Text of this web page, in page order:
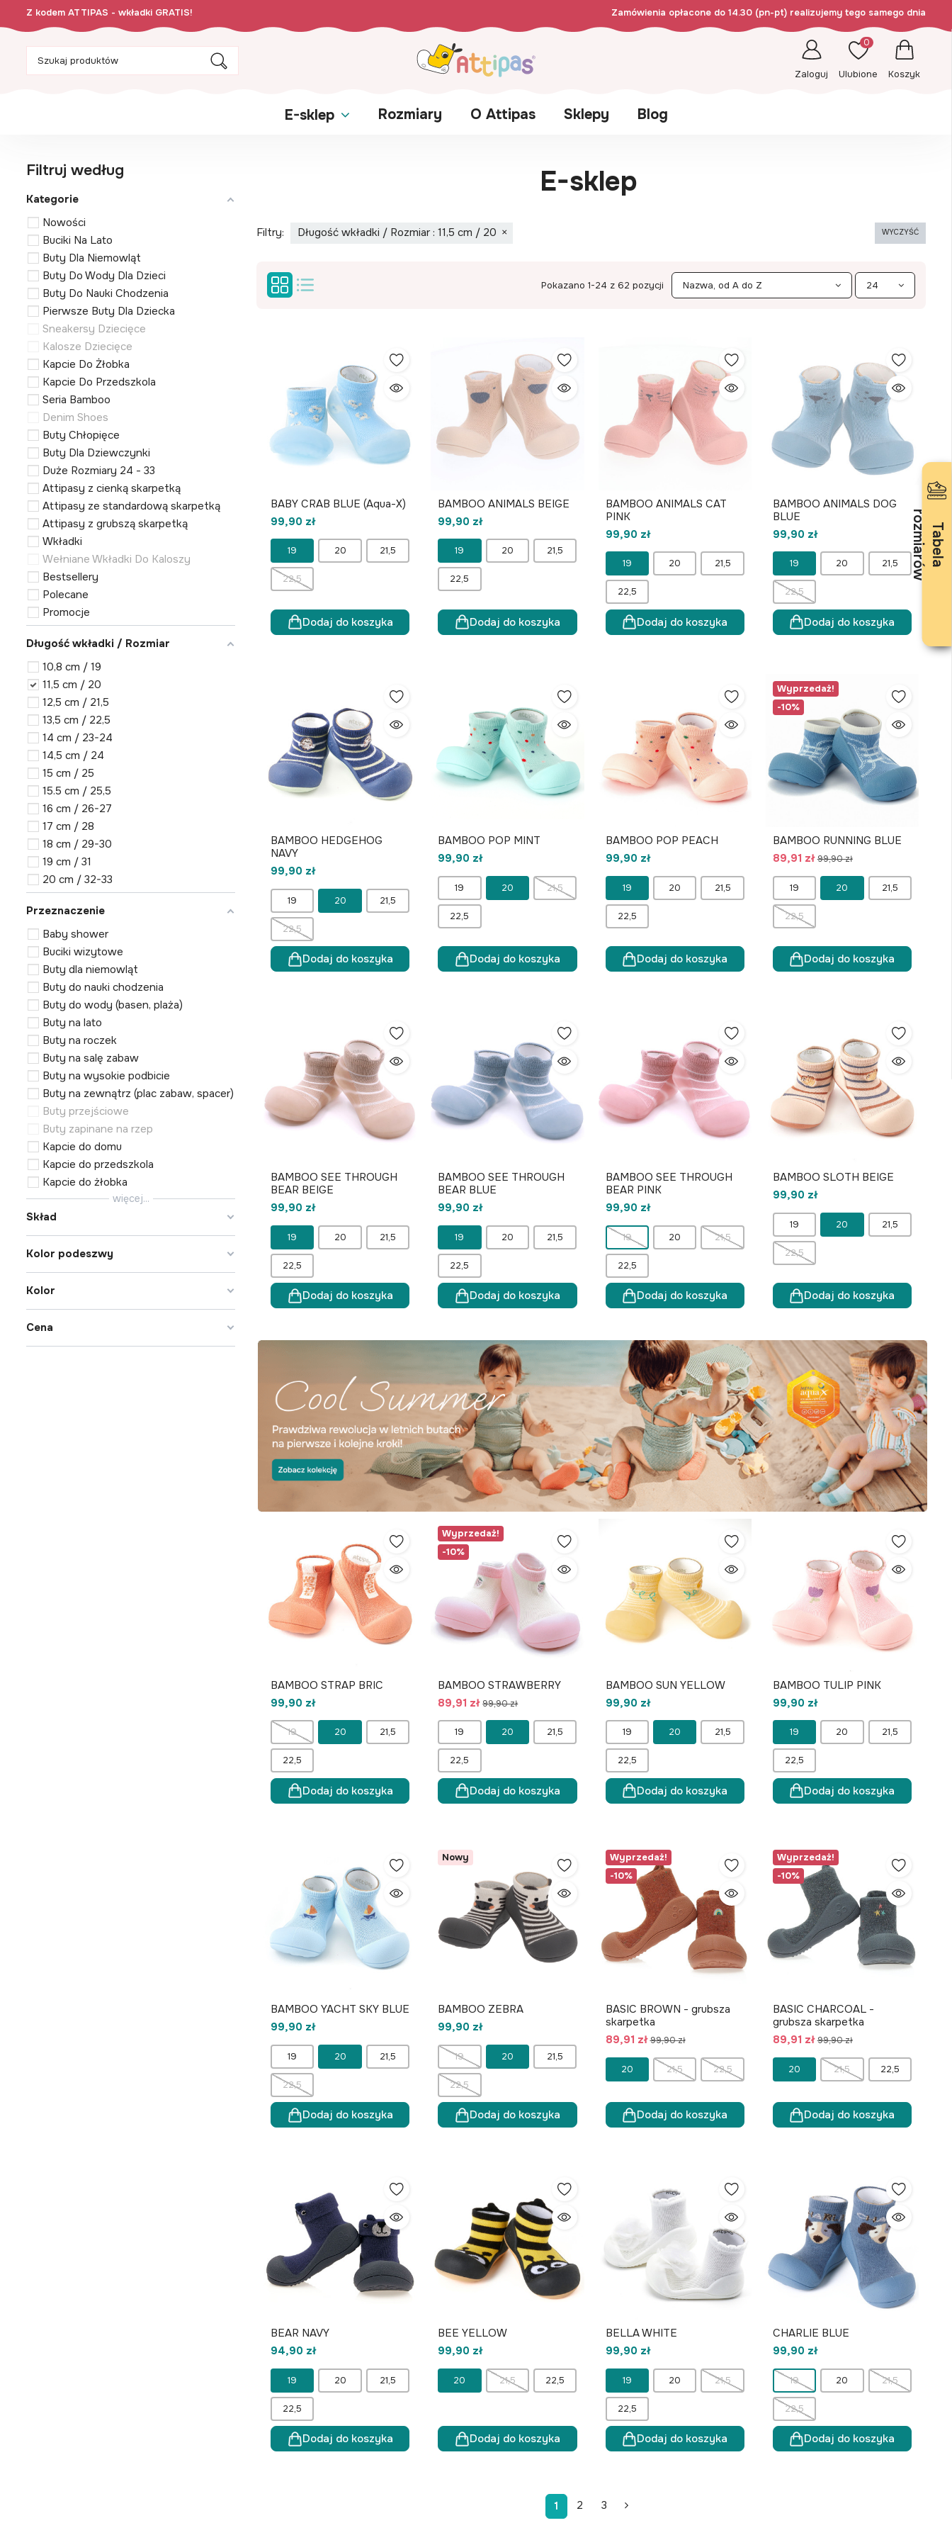
Z kodem ATTIPAS - wkładki GRATIS! Zamówienia opłacone do 14.30 (pn-pt) realizujemy tego samego dnia
T
a
b
e
l
a
ro
z
m
i
a
r
ó
w
Zaloguj
0
Ulubione Koszyk
E-sklep Rozmiary O Attipas Sklepy Blog
E-sklep
Filtry: WYCZYŚĆ
Długość wkładki / Rozmiar : 11,5 cm / 20
Pokazano 1-24 z 62 pozycji Nazwa, od A do Z 24
BABY CRAB BLUE (Aqua-X)
99,90 zł
19 20 21,5
22,5
Dodaj do koszyka
BAMBOO ANIMALS BEIGE
99,90 zł
19 20 21,5
22,5
Dodaj do koszyka
BAMBOO ANIMALS CAT
PINK
99,90 zł
19 20 21,5
22,5
Dodaj do koszyka
BAMBOO ANIMALS DOG
BLUE
99,90 zł
19 20 21,5
22,5
Dodaj do koszyka
BAMBOO HEDGEHOG
NAVY
99,90 zł
19 20 21,5
22,5
Dodaj do koszyka
BAMBOO POP MINT
99,90 zł
19 20 21,5
22,5
Dodaj do koszyka
BAMBOO POP PEACH
99,90 zł
19 20 21,5
22,5
Dodaj do koszyka
Wyprzedaż!
-10%
BAMBOO RUNNING BLUE
89,91 zł99,90 zł
19 20 21,5
22,5
Dodaj do koszyka
BAMBOO SEE THROUGH
BEAR BEIGE
99,90 zł
19 20 21,5
22,5
Dodaj do koszyka
BAMBOO SEE THROUGH
BEAR BLUE
99,90 zł
19 20 21,5
22,5
Dodaj do koszyka
BAMBOO SEE THROUGH
BEAR PINK
99,90 zł
19 20 21,5
22,5
Dodaj do koszyka
BAMBOO SLOTH BEIGE
99,90 zł
19 20 21,5
22,5
Dodaj do koszyka
BAMBOO STRAP BRIC
99,90 zł
19 20 21,5
22,5
Dodaj do koszyka
Wyprzedaż!
-10%
BAMBOO STRAWBERRY
89,91 zł99,90 zł
19 20 21,5
22,5
Dodaj do koszyka
BAMBOO SUN YELLOW
99,90 zł
19 20 21,5
22,5
Dodaj do koszyka
BAMBOO TULIP PINK
99,90 zł
19 20 21,5
22,5
Dodaj do koszyka
BAMBOO YACHT SKY BLUE
99,90 zł
19 20 21,5
22,5
Dodaj do koszyka
Nowy
BAMBOO ZEBRA
99,90 zł
19 20 21,5
22,5
Dodaj do koszyka
Wyprzedaż!
-10%
BASIC BROWN - grubsza
skarpetka
89,91 zł99,90 zł
20 21,5 22,5
Dodaj do koszyka
Wyprzedaż!
-10%
BASIC CHARCOAL -
grubsza skarpetka
89,91 zł99,90 zł
20 21,5 22,5
Dodaj do koszyka
BEAR NAVY
94,90 zł
19 20 21,5
22,5
Dodaj do koszyka
BEE YELLOW
99,90 zł
20 21,5 22,5
Dodaj do koszyka
BELLA WHITE
99,90 zł
19 20 21,5
22,5
Dodaj do koszyka
CHARLIE BLUE
99,90 zł
19 20 21,5
22,5
Dodaj do koszyka
1 2 3
Filtruj według
Kategorie
Nowości
Buciki Na Lato
Buty Dla Niemowląt
Buty Do Wody Dla Dzieci
Buty Do Nauki Chodzenia
Pierwsze Buty Dla Dziecka
Sneakersy Dziecięce
Kalosze Dziecięce
Kapcie Do Żłobka
Kapcie Do Przedszkola
Seria Bamboo
Denim Shoes
Buty Chłopięce
Buty Dla Dziewczynki
Duże Rozmiary 24 - 33
Attipasy z cienką skarpetką
Attipasy ze standardową skarpetką
Attipasy z grubszą skarpetką
Wkładki
Wełniane Wkładki Do Kaloszy
Bestsellery
Polecane
Promocje
Długość wkładki / Rozmiar
10,8 cm / 19
11,5 cm / 20
12,5 cm / 21,5
13,5 cm / 22,5
14 cm / 23-24
14,5 cm / 24
15 cm / 25
15.5 cm / 25,5
16 cm / 26-27
17 cm / 28
18 cm / 29-30
19 cm / 31
20 cm / 32-33
Przeznaczenie
Baby shower
Buciki wizytowe
Buty dla niemowląt
Buty do nauki chodzenia
Buty do wody (basen, plaża)
Buty na lato
Buty na roczek
Buty na salę zabaw
Buty na wysokie podbicie
Buty na zewnątrz (plac zabaw, spacer)
Buty przejściowe
Buty zapinane na rzep
Kapcie do domu
Kapcie do przedszkola
Kapcie do żłobka
więcej...
Skład
Kolor podeszwy
Kolor
Cena